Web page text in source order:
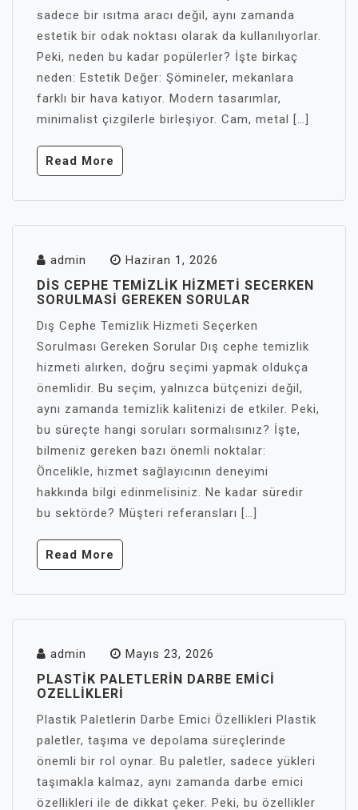
sadece bir ısıtma aracı değil, aynı zamanda
estetik bir odak noktası olarak da kullanılıyorlar.
Peki, neden bu kadar popülerler? İşte birkaç
neden: Estetik Değer: Şömineler, mekanlara
farklı bir hava katıyor. Modern tasarımlar,
minimalist çizgilerle birleşiyor. Cam, metal […]
Read More
admin Haziran 1, 2026
DIS CEPHE TEMIZLIK HIZMETI SECERKEN
SORULMASI GEREKEN SORULAR
Dış Cephe Temizlik Hizmeti Seçerken
Sorulması Gereken Sorular Dış cephe temizlik
hizmeti alırken, doğru seçimi yapmak oldukça
önemlidir. Bu seçim, yalnızca bütçenizi değil,
aynı zamanda temizlik kalitenizi de etkiler. Peki,
bu süreçte hangi soruları sormalısınız? İşte,
bilmeniz gereken bazı önemli noktalar:
Öncelikle, hizmet sağlayıcının deneyimi
hakkında bilgi edinmelisiniz. Ne kadar süredir
bu sektörde? Müşteri referansları […]
Read More
admin Mayıs 23, 2026
PLASTIK PALETLERIN DARBE EMICI
OZELLIKLERI
Plastik Paletlerin Darbe Emici Özellikleri Plastik
paletler, taşıma ve depolama süreçlerinde
önemli bir rol oynar. Bu paletler, sadece yükleri
taşımakla kalmaz, aynı zamanda darbe emici
özellikleri ile de dikkat çeker. Peki, bu özellikler